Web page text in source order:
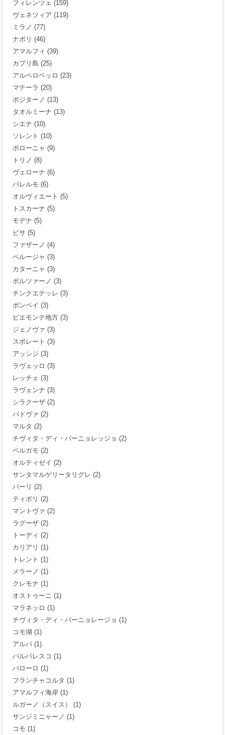
フィレンツェ (159)
ヴェネツィア (119)
ミラノ (77)
ナポリ (46)
アマルフィ (39)
カプリ島 (25)
アルベロベッロ (23)
マテーラ (20)
ポジターノ (13)
タオルミーナ (13)
シエナ (10)
ソレント (10)
ボローニャ (9)
トリノ (8)
ヴェローナ (6)
パレルモ (6)
オルヴィエート (5)
トスカーナ (5)
モデナ (5)
ピサ (5)
ファザーノ (4)
ペルージャ (3)
カターニャ (3)
ボルツァーノ (3)
チンクエテッレ (3)
ポンペイ (3)
ピエモンテ地方 (3)
ジェノヴァ (3)
スポレート (3)
アッシジ (3)
ラヴェッロ (3)
レッチェ (3)
ラヴェンナ (3)
シラクーザ (2)
パドヴァ (2)
マルタ (2)
チヴィタ・ディ・バーニョレッジョ (2)
ベルガモ (2)
オルティゼイ (2)
サンタマルゲリータリグレ (2)
バーリ (2)
ティボリ (2)
マントヴァ (2)
ラグーザ (2)
トーディ (2)
カリアリ (1)
トレント (1)
メラーノ (1)
クレモナ (1)
オストゥーニ (1)
マラネッロ (1)
チヴィタ・ディ・バーニョレージョ (1)
コモ湖 (1)
アルバ (1)
バルバレスコ (1)
バローロ (1)
フランチャコルタ (1)
アマルフィ海岸 (1)
ルガーノ（スイス）
(1)
サンジミニャーノ (1)
コモ (1)